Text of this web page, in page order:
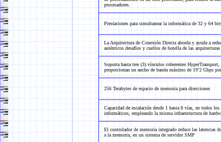
procesadores.
Prestaciones para simultanear la informática de 32 y 64
La Arquitectura de Conexión Directa aborda y ayuda a
auténticos desafíos y cuellos de botella de las arquitecturas
Soporta hasta tres (3) vínculos coherentes HyperTransport,
proporcionan un ancho de banda máximo de 19’2 Gbps
256 Terabytes de espacio de memoria para direcciones
Capacidad de escalación desde 1 hasta 8 vías, en todos los
informáticos, empleando la misma infraestructura de
El controlador de memoria integrado reduce las latencias
a la memoria, en un sistema de servidor SMP